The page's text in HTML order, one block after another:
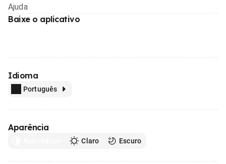
Ajuda
Baixe o aplicativo
Idioma
Português
Aparência
Claro Escuro